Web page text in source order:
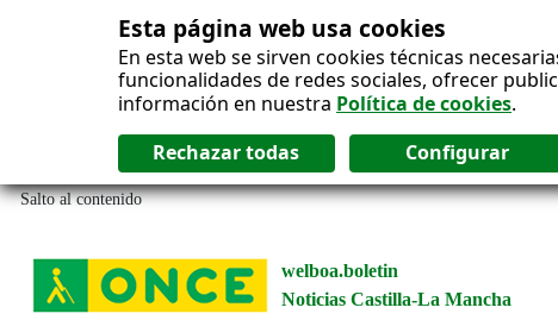
Esta página web usa cookies
En esta web se sirven cookies técnicas
funcionalidades de redes sociales, ofrecer
información en nuestra Política de cookies.
Salto al contenido
welboa.boletin
Noticias Castilla-La Mancha